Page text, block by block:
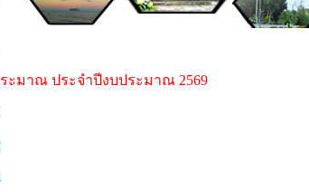
ะมาณ ประจำปีงบประมาณ 2569